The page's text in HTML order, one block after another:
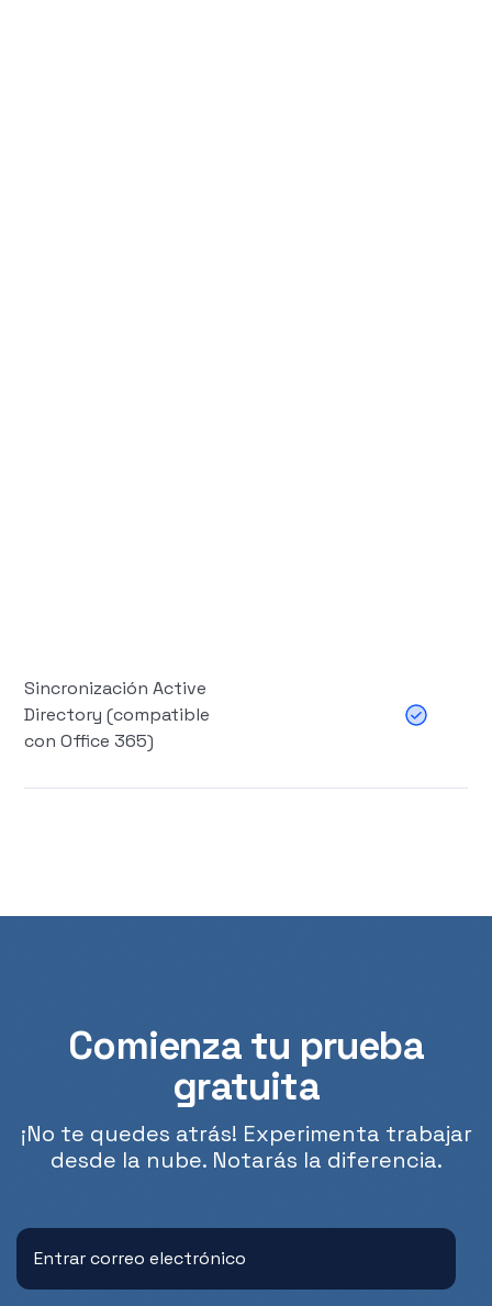
Sincronización Active
Directory (compatible
con Office 365)
Comienza tu prueba
gratuita
¡No te quedes atrás! Experimenta trabajar
desde la nube. Notarás la diferencia.